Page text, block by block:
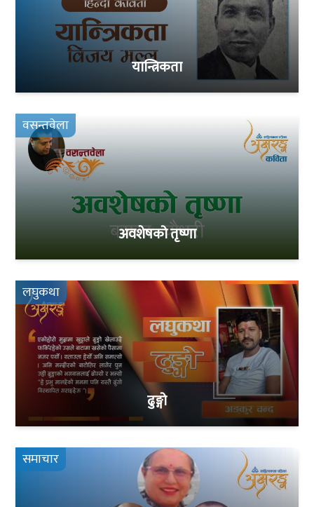
यान्त्रिकता
वसन्तवेला
अवशेषको तृष्णा
लघुकथा
ढुङ्गो
समाचार